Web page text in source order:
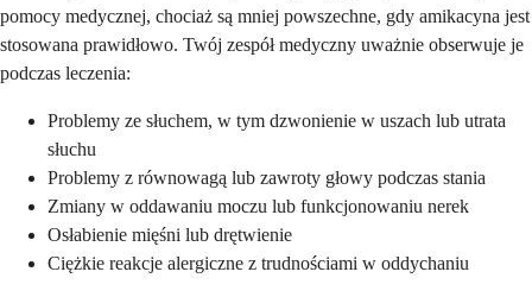
pomocy medycznej, chociaż są mniej powszechne, gdy amikacyna jest
stosowana prawidłowo. Twój zespół medyczny uważnie obserwuje je
podczas leczenia:
Problemy ze słuchem, w tym dzwonienie w uszach lub utrata
słuchu
Problemy z równowagą lub zawroty głowy podczas stania
Zmiany w oddawaniu moczu lub funkcjonowaniu nerek
Osłabienie mięśni lub drętwienie
Ciężkie reakcje alergiczne z trudnościami w oddychaniu